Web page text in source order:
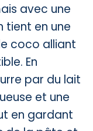
avec une
tient en une
coco alliant
En
par du lait
et une
en gardant